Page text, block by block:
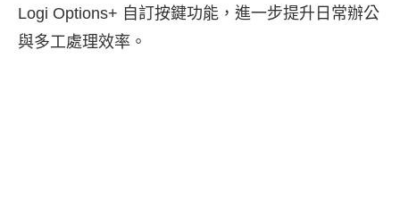
Logi Options+ 自訂按鍵功能，進一步提升日常辦公
與多工處理效率。